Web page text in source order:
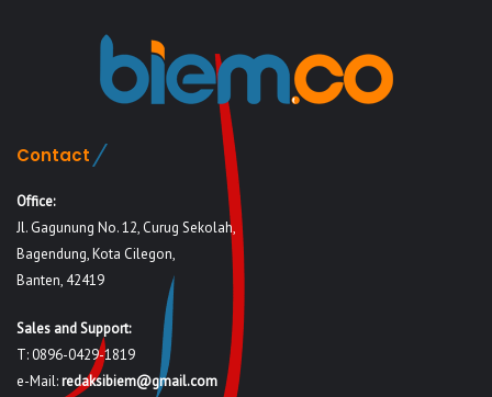
Contact
Office:
Jl. Gagunung No. 12, Curug Sekolah,
Bagendung, Kota Cilegon,
Banten, 42419
Sales and Support:
T: 0896-0429-1819
e-Mail:redaksibiem@gmail.com